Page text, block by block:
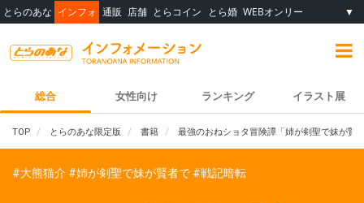
とらのあな インフォ 通販 店舗 とらコイン とら婚 WEBオンリー ▼
総合 女性向け ランキング イラスト展
TOP とらのあな限定版 書籍 最強のおねショタ冒険譚「姉が剣聖で妹が賢
#大熊猫介 #姉が剣聖で妹が賢者で #戦記暗転